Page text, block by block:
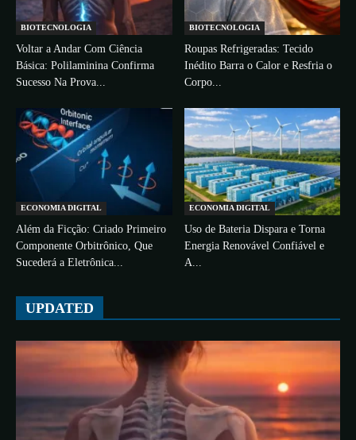
BIOTECNOLOGIA
Voltar a Andar Com Ciência
Básica: Polilaminina Confirma
Sucesso Na Prova...
BIOTECNOLOGIA
Roupas Refrigeradas: Tecido
Inédito Barra o Calor e Resfria o
Corpo...
ECONOMIA DIGITAL
Além da Ficção: Criado Primeiro
Componente Orbitrônico, Que
Sucederá a Eletrônica...
ECONOMIA DIGITAL
Uso de Bateria Dispara e Torna
Energia Renovável Confiável e
A...
UPDATED